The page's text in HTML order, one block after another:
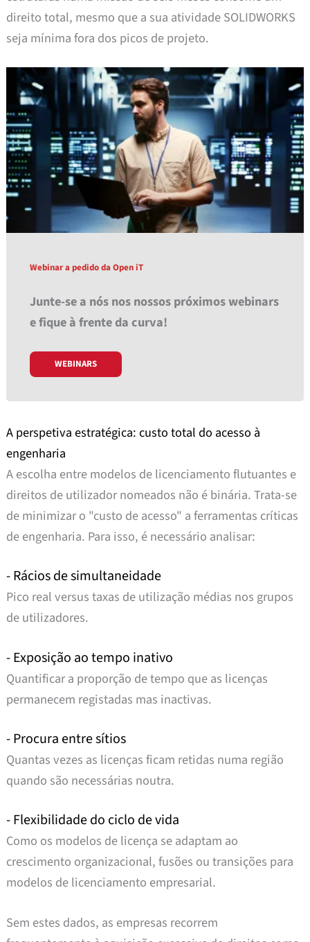
direito total, mesmo que a sua atividade SOLIDWORKS
seja mínima fora dos picos de projeto.
Webinar a pedido da Open iT
Junte-se a nós nos nossos próximos webinars
e fique à frente da curva!
WEBINARS
A perspetiva estratégica: custo total do acesso à
engenharia
A escolha entre modelos de licenciamento flutuantes e
direitos de utilizador nomeados não é binária. Trata-se
de minimizar o "custo de acesso" a ferramentas críticas
de engenharia. Para isso, é necessário analisar:
- Rácios de simultaneidade
Pico real versus taxas de utilização médias nos grupos
de utilizadores.
- Exposição ao tempo inativo
Quantificar a proporção de tempo que as licenças
permanecem registadas mas inactivas.
- Procura entre sítios
Quantas vezes as licenças ficam retidas numa região
quando são necessárias noutra.
- Flexibilidade do ciclo de vida
Como os modelos de licença se adaptam ao
crescimento organizacional, fusões ou transições para
modelos de licenciamento empresarial.
Sem estes dados, as empresas recorrem